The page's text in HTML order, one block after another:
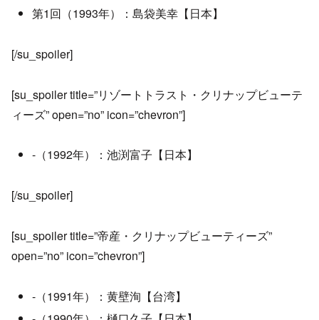
第1回（1993年）：島袋美幸【日本】
[/su_spoiler]
[su_spoiler title=”リゾートトラスト・クリナップビューテ
ィーズ” open=”no” icon=”chevron”]
-（1992年）：池渕富子【日本】
[/su_spoiler]
[su_spoiler title=”帝産・クリナップビューティーズ”
open=”no” icon=”chevron”]
-（1991年）：黄壁洵【台湾】